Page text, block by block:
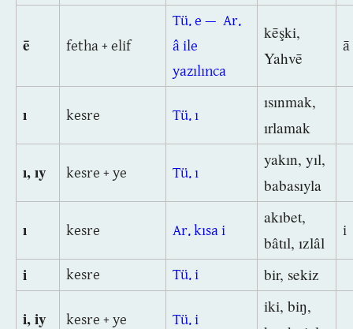
ē fetha + elif
Tü. e — Ar.
â ile
yazılınca
kēşki,
Yahvē
ā
ı kesre Tü. ı
ısınmak,
ırlamak
ı, ıy kesre + ye Tü. ı
yakın, yıl,
babasıyla
ı kesre Ar. kısa i
akıbet,
bâtıl, ızlâl
i
i kesre Tü. i bir, sekiz
i, iy kesre + ye Tü. i
iki, biŋ,